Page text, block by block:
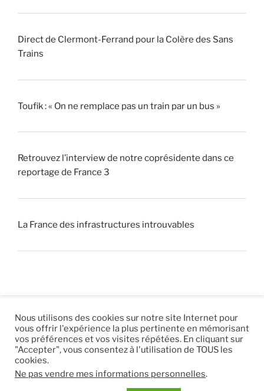
Direct de Clermont-Ferrand pour la Colère des Sans
Trains
Toufik : « On ne remplace pas un train par un bus »
Retrouvez l’interview de notre coprésidente dans ce
reportage de France 3
La France des infrastructures introuvables
© 2026 |Mentions légales|Hébergement Eur’Net.|
RSS|sitemap
Nous utilisons des cookies sur notre site Internet pour
vous offrir l'expérience la plus pertinente en mémorisant
vos préférences et vos visites répétées. En cliquant sur
"Accepter", vous consentez à l'utilisation de TOUS les
cookies.
Ne pas vendre mes informations personnelles.